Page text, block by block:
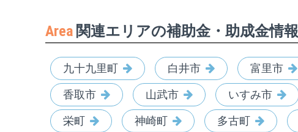
Area 関連エリアの補助金・助成金情報
九十九里町 白井市 富里市
香取市 山武市 いすみ市
栄町 神崎町 多古町